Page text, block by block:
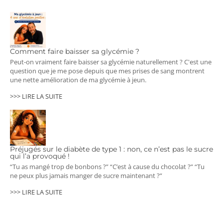
Comment faire baisser sa glycémie ?
Peut-on vraiment faire baisser sa glycémie naturellement ? C'est une
question que je me pose depuis que mes prises de sang montrent
une nette amélioration de ma glycémie à jeun.
>>> LIRE LA SUITE
Préjugés sur le diabète de type 1 : non, ce n’est pas le sucre
qui l’a provoqué !
“Tu as mangé trop de bonbons ?” “C’est à cause du chocolat ?” “Tu
ne peux plus jamais manger de sucre maintenant ?”
>>> LIRE LA SUITE